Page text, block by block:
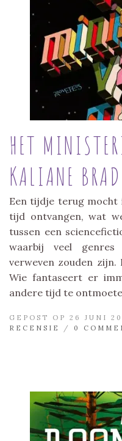
HET
KALIANE
Een tijdje terug mocht
tijd ontvangen, wat
tussen een
waarbij veel
verweven zouden
Wie fantaseert er
andere tijd te
GEPOST OP 26 JUNI
RECENSIE
/ 0